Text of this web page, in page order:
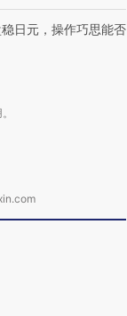
日元，操作巧思能否